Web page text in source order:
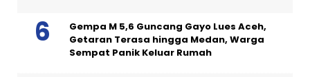
Gempa M 5,6 Guncang Gayo Lues Aceh,
Getaran Terasa hingga Medan, Warga
Sempat Panik Keluar Rumah